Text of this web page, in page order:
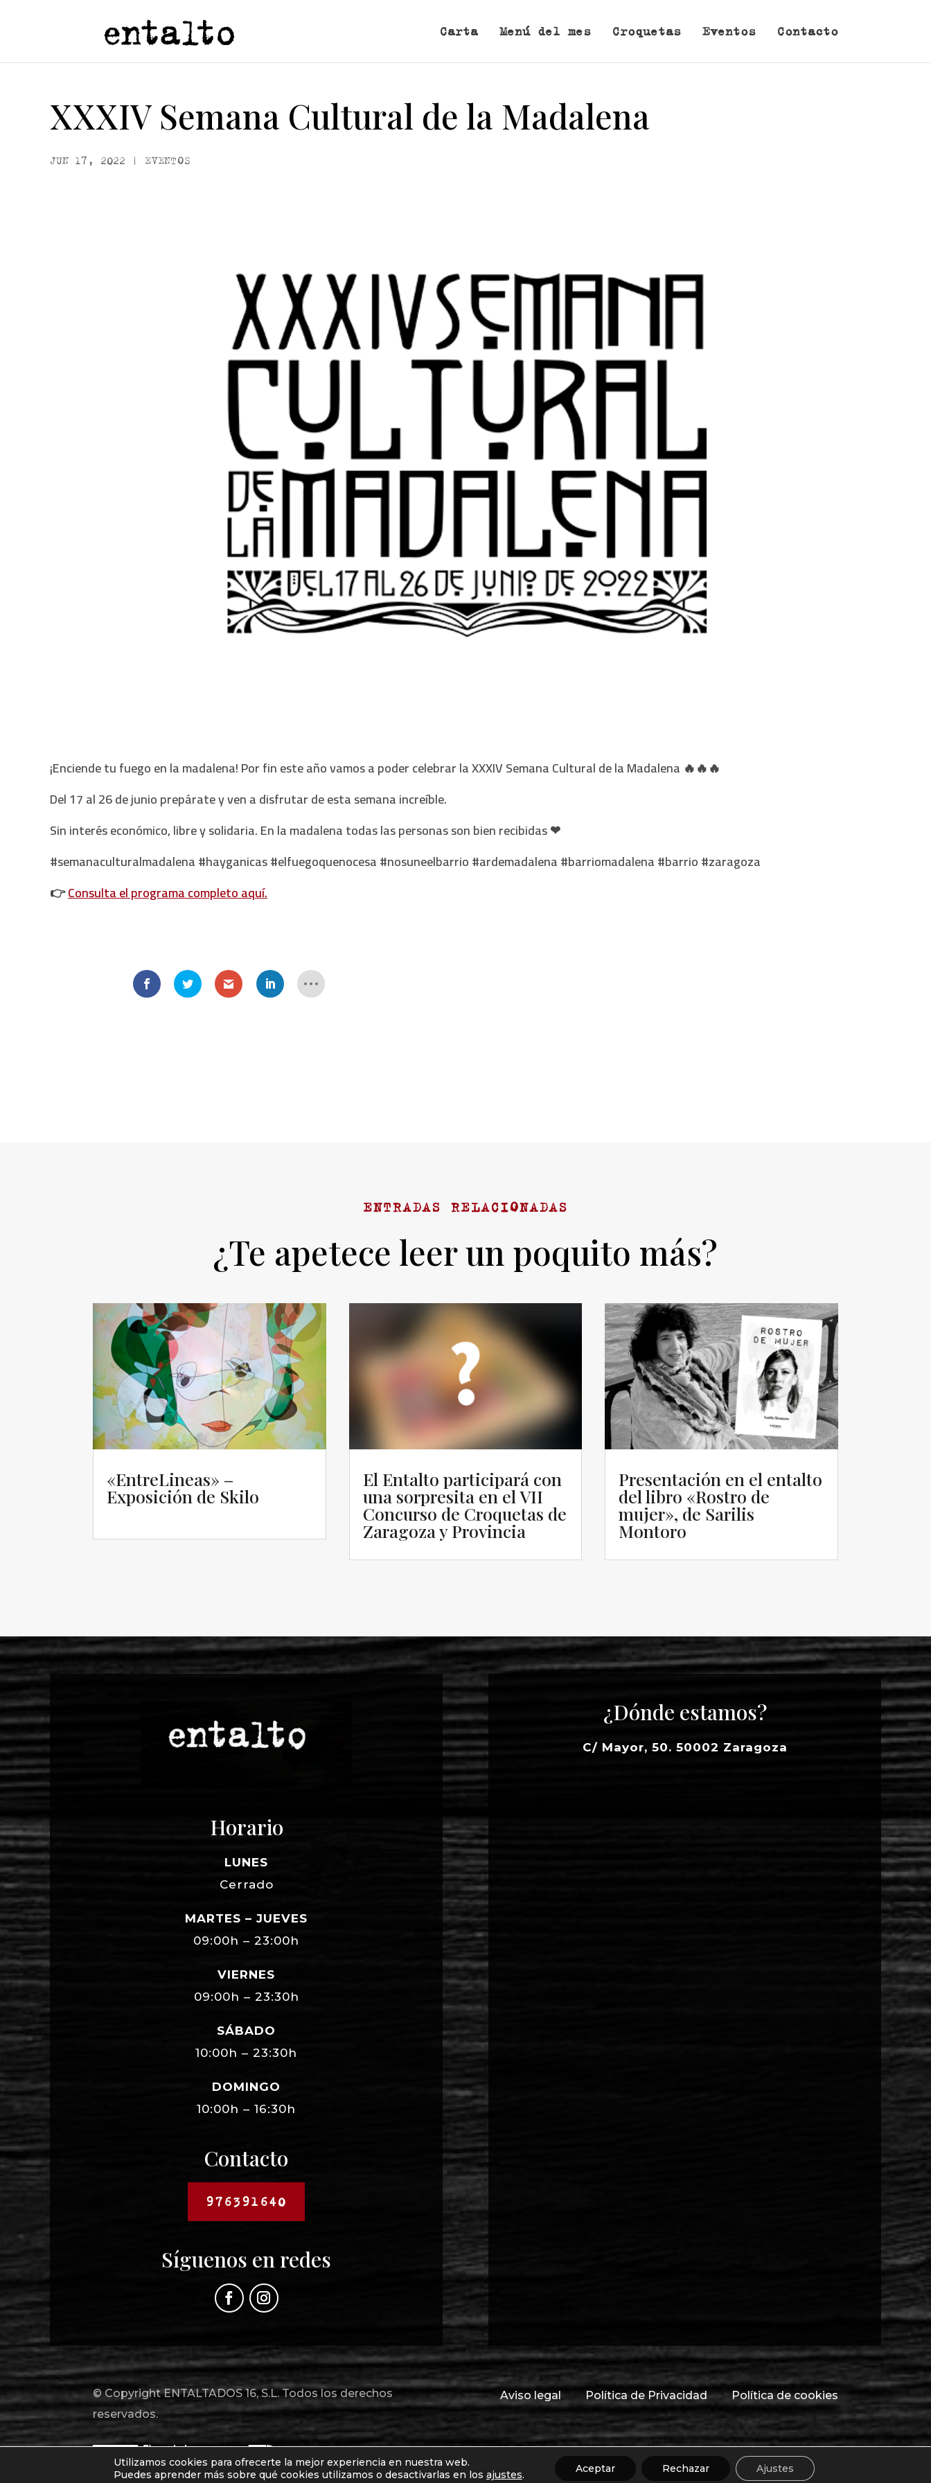
Carta Menú del mes Croquetas Eventos Contacto
XXXIV Semana Cultural de la Madalena
JUN 17, 2022 | EVENTOS
¡Enciende tu fuego en la madalena! Por fin este año vamos a poder celebrar la XXXIV Semana Cultural de la Madalena 🔥🔥🔥
Del 17 al 26 de junio prepárate y ven a disfrutar de esta semana increíble.
Sin interés económico, libre y solidaria. En la madalena todas las personas son bien recibidas ❤
#semanaculturalmadalena #hayganicas #elfuegoquenocesa #nosuneelbarrio #ardemadalena #barriomadalena #barrio #zaragoza
👉Consulta el programa completo aquí.
ENTRADAS RELACIONADAS
¿Te apetece leer un poquito más?
«EntreLineas» –
Exposición de Skilo
El Entalto participará con
una sorpresita en el VII
Concurso de Croquetas de
Zaragoza y Provincia
Presentación en el entalto
del libro «Rostro de
mujer», de Sarilis
Montoro
Horario
LUNES
Cerrado
MARTES – JUEVES
09:00h – 23:00h
VIERNES
09:00h – 23:30h
SÁBADO
10:00h – 23:30h
DOMINGO
10:00h – 16:30h
Contacto
976391640
Síguenos en redes
¿Dónde estamos?
C/ Mayor, 50. 50002 Zaragoza
© Copyright ENTALTADOS 16, S.L. Todos los derechos
reservados.
Aviso legal Política de Privacidad Política de cookies
Utilizamos cookies para ofrecerte la mejor experiencia en nuestra web.
Puedes aprender más sobre qué cookies utilizamos o desactivarlas en los ajustes. Aceptar Rechazar Ajustes